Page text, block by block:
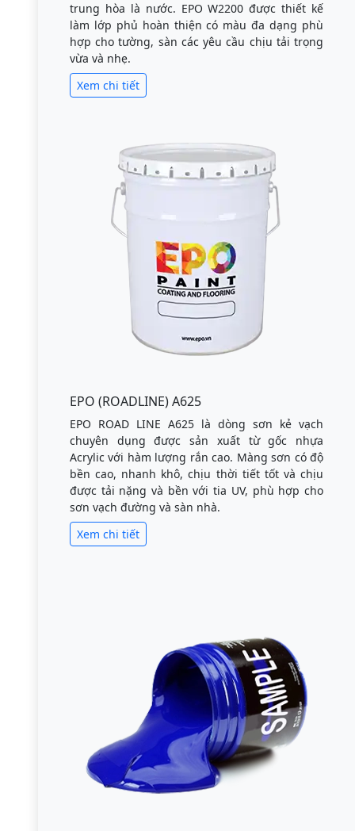
trung hòa là nước. EPO W2200 được thiết kế
làm lớp phủ hoàn thiện có màu đa dạng phù
hợp cho tường, sàn các yêu cầu chịu tải trọng
vừa và nhẹ.
Xem chi tiết
EPO (ROADLINE) A625
EPO ROAD LINE A625 là dòng sơn kẻ vạch
chuyên dụng được sản xuất từ gốc nhựa
Acrylic với hàm lượng rắn cao. Màng sơn có độ
bền cao, nhanh khô, chịu thời tiết tốt và chịu
được tải nặng và bền với tia UV, phù hợp cho
sơn vạch đường và sàn nhà.
Xem chi tiết